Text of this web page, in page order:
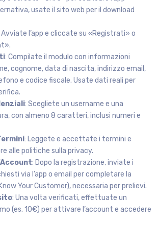
usate il sito web per il download
Avviate l’app e cliccate su «Registrati» o
: Compilate il modulo con informazioni
cognome, data di nascita, indirizzo email,
e codice fiscale. Usate dati reali per
: Scegliete un username e una
con almeno 8 caratteri, inclusi numeri e
: Leggete e accettate i termini e
alle politiche sulla privacy.
: Dopo la registrazione, inviate i
via l’app o email per completare la
Your Customer), necessaria per prelievi.
: Una volta verificati, effettuate un
(es. 10€) per attivare l’account e accedere